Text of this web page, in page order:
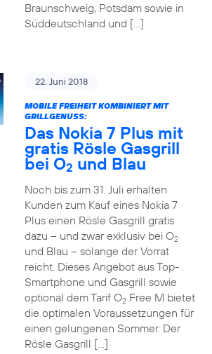
Braunschweig, Potsdam sowie in
Süddeutschland und […]
22. Juni 2018
MOBILE FREIHEIT KOMBINIERT MIT
GRILLGENUSS:
Das Nokia 7 Plus mit
gratis Rösle Gasgrill
bei O2 und Blau
Noch bis zum 31. Juli erhalten
Kunden zum Kauf eines Nokia 7
Plus einen Rösle Gasgrill gratis
dazu – und zwar exklusiv bei O2
und Blau – solange der Vorrat
reicht. Dieses Angebot aus Top-
Smartphone und Gasgrill sowie
optional dem Tarif O2Free M bietet
die optimalen Voraussetzungen für
einen gelungenen Sommer. Der
Rösle Gasgrill […]